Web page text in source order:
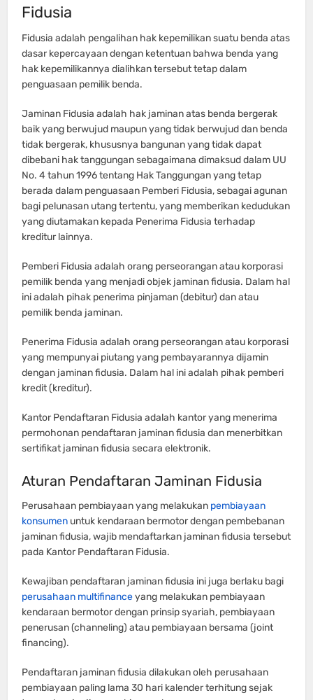
Fidusia
Fidusia adalah pengalihan hak kepemilikan suatu benda atas
dasar kepercayaan dengan ketentuan bahwa benda yang
hak kepemilikannya dialihkan tersebut tetap dalam
penguasaan pemilik benda.
Jaminan Fidusia adalah hak jaminan atas benda bergerak
baik yang berwujud maupun yang tidak berwujud dan benda
tidak bergerak, khususnya bangunan yang tidak dapat
dibebani hak tanggungan sebagaimana dimaksud dalam UU
No. 4 tahun 1996 tentang Hak Tanggungan yang tetap
berada dalam penguasaan Pemberi Fidusia, sebagai agunan
bagi pelunasan utang tertentu, yang memberikan kedudukan
yang diutamakan kepada Penerima Fidusia terhadap
kreditur lainnya.
Pemberi Fidusia adalah orang perseorangan atau korporasi
pemilik benda yang menjadi objek jaminan fidusia. Dalam hal
ini adalah pihak penerima pinjaman (debitur) dan atau
pemilik benda jaminan.
Penerima Fidusia adalah orang perseorangan atau korporasi
yang mempunyai piutang yang pembayarannya dijamin
dengan jaminan fidusia. Dalam hal ini adalah pihak pemberi
kredit (kreditur).
Kantor Pendaftaran Fidusia adalah kantor yang menerima
permohonan pendaftaran jaminan fidusia dan menerbitkan
sertifikat jaminan fidusia secara elektronik.
Aturan Pendaftaran Jaminan Fidusia
Perusahaan pembiayaan yang melakukan pembiayaan
konsumen untuk kendaraan bermotor dengan pembebanan
jaminan fidusia, wajib mendaftarkan jaminan fidusia tersebut
pada Kantor Pendaftaran Fidusia.
Kewajiban pendaftaran jaminan fidusia ini juga berlaku bagi
perusahaan multifinanceyang melakukan pembiayaan
kendaraan bermotor dengan prinsip syariah, pembiayaan
penerusan (channeling) atau pembiayaan bersama (joint
financing).
Pendaftaran jaminan fidusia dilakukan oleh perusahaan
pembiayaan paling lama 30 hari kalender terhitung sejak